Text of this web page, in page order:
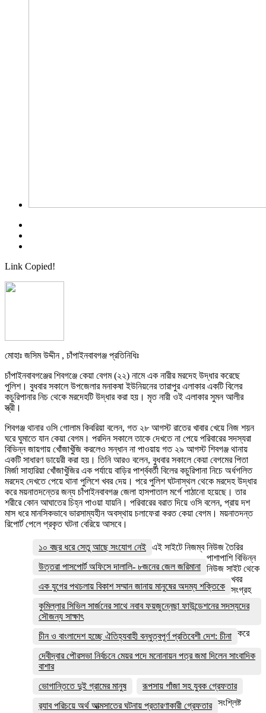
Link Copied!
মোহাঃ জসিম উদ্দীন , চাঁপাইনবাবগঞ্জ প্রতিনিধিঃ
চাঁপাইনবাবগঞ্জের শিবগঞ্জে কেয়া বেগম (২২) নামে এক নারীর মরদেহ উদ্ধার করেছে
পুলিশ। বুধবার সকালে উপজেলার মনাকষা ইউনিয়নের তারাপুর এলাকার একটি বিলের
কচুরিপানার নিচ থেকে মরদেহটি উদ্ধার করা হয়। মৃত নারী ওই এলাকার সুমন আলীর
স্ত্রী।
শিবগঞ্জ থানার ওসি গোলাম কিবরিয়া বলেন, গত ২৮ আগস্ট রাতের খাবার খেয়ে নিজ শয়ন
ঘরে ঘুমাতে যান কেয়া বেগম। পরদিন সকালে তাকে দেখতে না পেয়ে পরিবারের সদস্যরা
বিভিন্ন জায়গায় খোঁজাখুঁজি করলেও সন্ধান না পাওয়ায় গত ২৯ আগস্ট শিবগঞ্জ থানায়
একটি সাধারণ ডায়েরী করা হয়। তিনি আরও বলেন, বুধবার সকালে কেয়া বেগমের পিতা
মির্জা সাহারিয়া খোঁজাখুঁজির এক পর্যায়ে বাড়ির পার্শ্ববর্তী বিলের কচুরিপানা নিচে অর্ধগলিত
মরদেহ দেখতে পেয়ে থানা পুলিশে খবর দেয়। পরে পুলিশ ঘটনাস্থল থেকে মরদেহ উদ্ধার
করে ময়নাতদন্তের জন্য চাঁপাইনবাবগঞ্জ জেলা হাসপাতাল মর্গে পাঠানো হয়েছে। তার
শরীরে কোন আঘাতের চিহ্ন পাওয়া যায়নি। পরিবারের বরাত দিয়ে ওসি বলেন, প্রায় দশ
মাস ধরে মানসিকভাবে ভারসাম্যহীন অবস্থায় চলাফেরা করত কেয়া বেগম। ময়নাতদন্ত
রিপোর্ট পেলে প্রকৃত ঘটনা বেরিয়ে আসবে।
১০ বছর ধরে সেতু আছে সংযোগ নেই
উত্তরা পাসপোর্ট অফিসে দালালি- ৮জনের জেল জরিমানা
এক যুগের পথচলায় বিকাশ সম্মান জানায় মানুষের অদম্য শক্তিকে
কুমিল্লার সিভিল সার্জনের সাথে নবাব ফয়জুন্নেছা ফাউন্ডেশনের সদস্যদের
সৌজন্য সাক্ষাৎ
চীন ও বাংলাদেশ হচ্ছে ঐতিহ্যবাহী বন্ধুত্বপূর্ণ প্রতিবেশী দেশ: চীনা
দেবীদ্বার পৌরসভা নির্বচনে মেয়র পদে মনোনায়ন পত্র জমা দিলেন সাংবাদিক
বাশার
ভোগান্তিতে দুই গ্রামের মানুষ
রূপসায় গাঁজা সহ যুবক গ্রেফতার
র‌্যাব পরিচয়ে অর্থ আত্মসাতের ঘটনায় প্রতারণাকারী গ্রেফতার
এই সাইটে নিজম্ব নিউজ তৈরির
পাশাপাশি বিভিন্ন
নিউজ সাইট থেকে
খবর
সংগ্রহ
করে
সংশ্লিষ্ট